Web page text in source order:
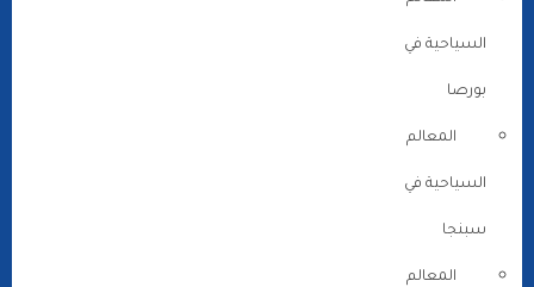
السياحية في
بورصا
المعالم
السياحية في
سبنجا
المعالم